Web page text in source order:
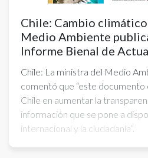
Chile: Cambio
Medio Ambiente
Informe Bienal de
Chile: La ministra del Medio
comentó que “este documento
Chile en aumentar la
información que se pone a
internacional y la ciudadanía”.